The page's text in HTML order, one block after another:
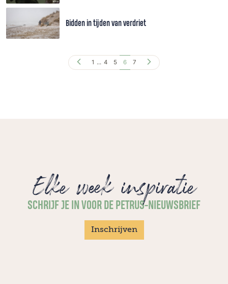
Bidden in tijden van verdriet
1 ... 4 5 6 7
Elke week inspiratie
SCHRIJF JE IN VOOR DE PETRUS-NIEUWSBRIEF
Inschrijven